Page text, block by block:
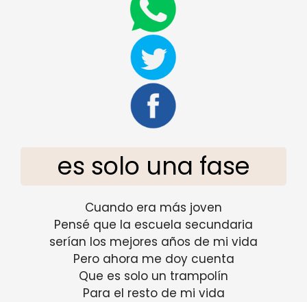
es solo una fase
Cuando era más joven
Pensé que la escuela secundaria
serían los mejores años de mi vida
Pero ahora me doy cuenta
Que es solo un trampolín
Para el resto de mi vida